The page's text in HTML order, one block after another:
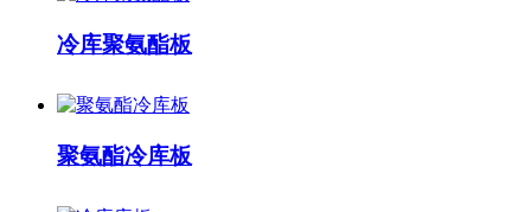
冷库聚氨酯板
聚氨酯冷库板